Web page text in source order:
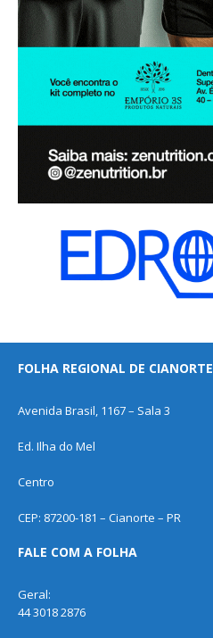
FOLHA REGIONAL DE CIANORTE
Avenida Brasil, 1167 – Sala 3
Ed. Ilha do Mel
Centro
CEP: 87200-181 – Cianorte – PR
FALE COM A FOLHA
Geral:
44 3018 2876